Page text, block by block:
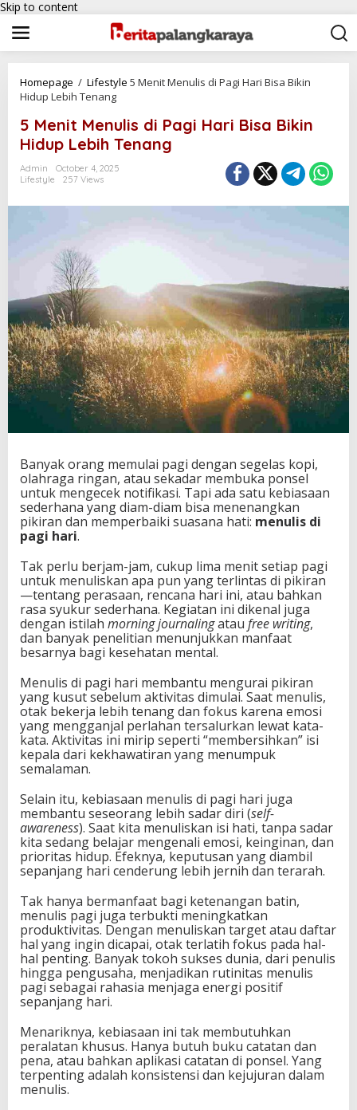
Skip to content
Homepage / Lifestyle 5 Menit Menulis di Pagi Hari Bisa Bikin
Hidup Lebih Tenang
5 Menit Menulis di Pagi Hari Bisa Bikin
Hidup Lebih Tenang
Admin
October 4, 2025
Lifestyle
257 Views
Banyak orang memulai pagi dengan segelas kopi,
olahraga ringan, atau sekadar membuka ponsel
untuk mengecek notifikasi. Tapi ada satu kebiasaan
sederhana yang diam-diam bisa menenangkan
pikiran dan memperbaiki suasana hati: menulis di
pagi hari.
Tak perlu berjam-jam, cukup lima menit setiap pagi
untuk menuliskan apa pun yang terlintas di pikiran
—tentang perasaan, rencana hari ini, atau bahkan
rasa syukur sederhana. Kegiatan ini dikenal juga
dengan istilah morning journalingatau free writing,
dan banyak penelitian menunjukkan manfaat
besarnya bagi kesehatan mental.
Menulis di pagi hari membantu mengurai pikiran
yang kusut sebelum aktivitas dimulai. Saat menulis,
otak bekerja lebih tenang dan fokus karena emosi
yang mengganjal perlahan tersalurkan lewat kata-
kata. Aktivitas ini mirip seperti “membersihkan” isi
kepala dari kekhawatiran yang menumpuk
semalaman.
Selain itu, kebiasaan menulis di pagi hari juga
membantu seseorang lebih sadar diri (self-
awareness). Saat kita menuliskan isi hati, tanpa sadar
kita sedang belajar mengenali emosi, keinginan, dan
prioritas hidup. Efeknya, keputusan yang diambil
sepanjang hari cenderung lebih jernih dan terarah.
Tak hanya bermanfaat bagi ketenangan batin,
menulis pagi juga terbukti meningkatkan
produktivitas. Dengan menuliskan target atau daftar
hal yang ingin dicapai, otak terlatih fokus pada hal-
hal penting. Banyak tokoh sukses dunia, dari penulis
hingga pengusaha, menjadikan rutinitas menulis
pagi sebagai rahasia menjaga energi positif
sepanjang hari.
Menariknya, kebiasaan ini tak membutuhkan
peralatan khusus. Hanya butuh buku catatan dan
pena, atau bahkan aplikasi catatan di ponsel. Yang
terpenting adalah konsistensi dan kejujuran dalam
menulis.